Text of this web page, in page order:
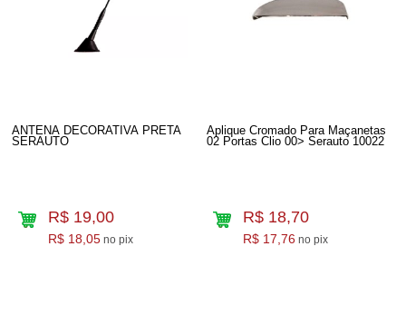
ANTENA DECORATIVA PRETA
SERAUTO
R$ 19,00
R$ 18,05 no pix
Aplique Cromado Para Maçanetas
02 Portas Clio 00> Serauto 10022
R$ 18,70
R$ 17,76 no pix